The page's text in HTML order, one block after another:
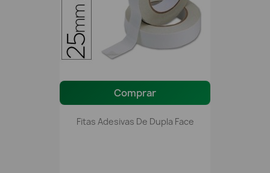
Comprar
Fitas Adesivas De Dupla Face